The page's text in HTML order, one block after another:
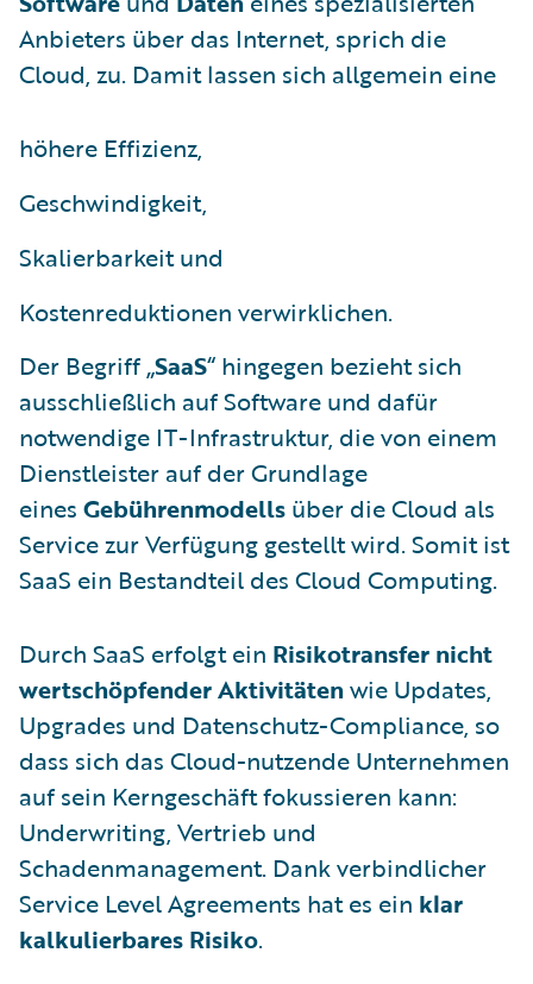
Anbieters über das Internet, sprich die
Cloud, zu. Damit lassen sich allgemein eine
höhere Effizienz,
Geschwindigkeit,
Skalierbarkeit und
Kostenreduktionen verwirklichen.
Der Begriff „SaaS“ hingegen bezieht sich
ausschließlich auf Software und dafür
notwendige IT-Infrastruktur, die von einem
Dienstleister auf der Grundlage
eines Gebührenmodells über die Cloud als
Service zur Verfügung gestellt wird. Somit ist
SaaS ein Bestandteil des Cloud Computing.
Durch SaaS erfolgt ein Risikotransfer nicht
wertschöpfender Aktivitätenwie Updates,
Upgrades und Datenschutz-Compliance, so
dass sich das Cloud-nutzende Unternehmen
auf sein Kerngeschäft fokussieren kann:
Underwriting, Vertrieb und
Schadenmanagement. Dank verbindlicher
Service Level Agreements hat es ein klar
kalkulierbares Risiko.